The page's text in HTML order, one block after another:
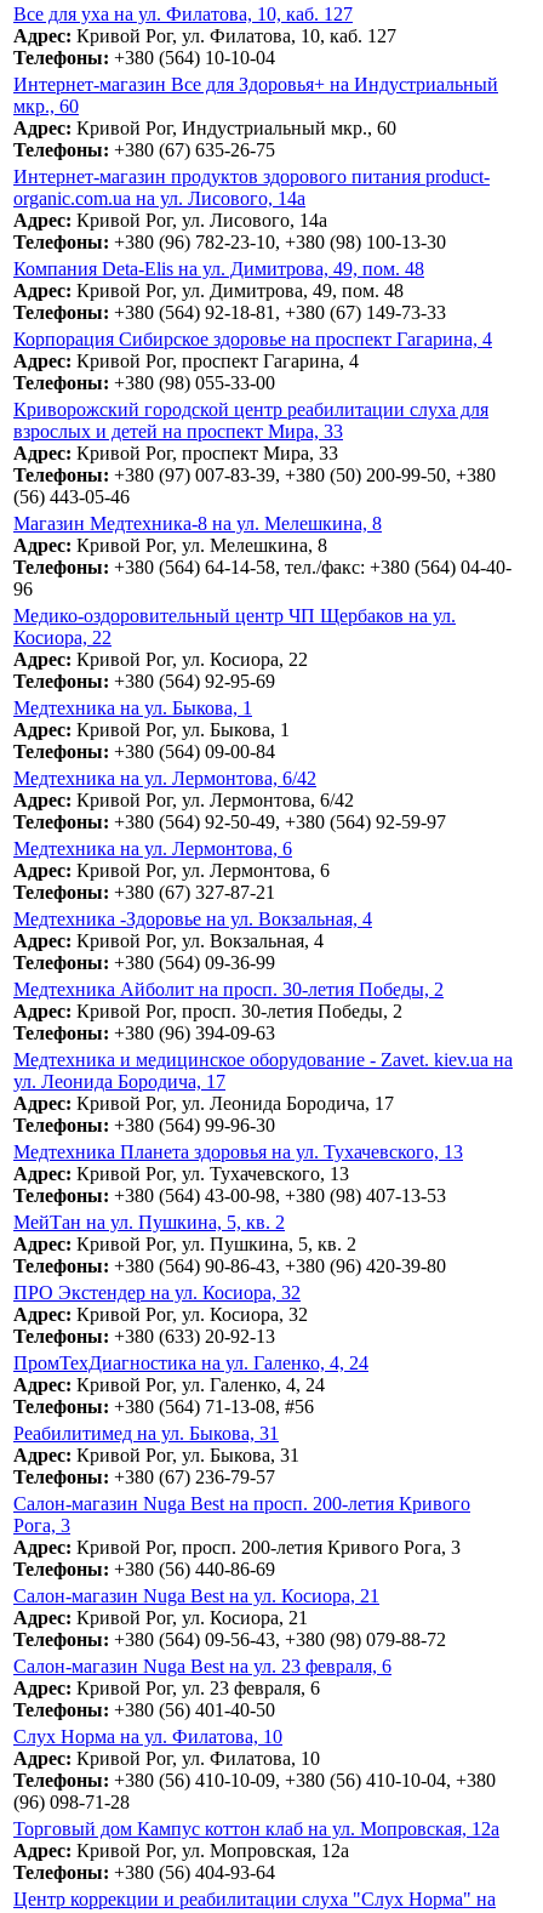
Все для уха на ул. Филатова, 10, каб. 127
Адрес: Кривой Рог, ул. Филатова, 10, каб. 127
Телефоны: +380 (564) 10-10-04
Интернет-магазин Все для Здоровья+ на Индустриальный
мкр., 60
Адрес: Кривой Рог, Индустриальный мкр., 60
Телефоны: +380 (67) 635-26-75
Интернет-магазин продуктов здорового питания product-
organic.com.ua на ул. Лисового, 14а
Адрес: Кривой Рог, ул. Лисового, 14а
Телефоны: +380 (96) 782-23-10, +380 (98) 100-13-30
Компания Deta-Elis на ул. Димитрова, 49, пом. 48
Адрес: Кривой Рог, ул. Димитрова, 49, пом. 48
Телефоны: +380 (564) 92-18-81, +380 (67) 149-73-33
Корпорация Сибирское здоровье на проспект Гагарина, 4
Адрес: Кривой Рог, проспект Гагарина, 4
Телефоны: +380 (98) 055-33-00
Криворожский городской центр реабилитации слуха для
взрослых и детей на проспект Мира, 33
Адрес: Кривой Рог, проспект Мира, 33
Телефоны: +380 (97) 007-83-39, +380 (50) 200-99-50, +380
(56) 443-05-46
Магазин Медтехника-8 на ул. Мелешкина, 8
Адрес: Кривой Рог, ул. Мелешкина, 8
Телефоны: +380 (564) 64-14-58, тел./факс: +380 (564) 04-40-
96
Медико-оздоровительный центр ЧП Щербаков на ул.
Косиора, 22
Адрес: Кривой Рог, ул. Косиора, 22
Телефоны: +380 (564) 92-95-69
Медтехника на ул. Быкова, 1
Адрес: Кривой Рог, ул. Быкова, 1
Телефоны: +380 (564) 09-00-84
Медтехника на ул. Лермонтова, 6/42
Адрес: Кривой Рог, ул. Лермонтова, 6/42
Телефоны: +380 (564) 92-50-49, +380 (564) 92-59-97
Медтехника на ул. Лермонтова, 6
Адрес: Кривой Рог, ул. Лермонтова, 6
Телефоны: +380 (67) 327-87-21
Медтехника -Здоровье на ул. Вокзальная, 4
Адрес: Кривой Рог, ул. Вокзальная, 4
Телефоны: +380 (564) 09-36-99
Медтехника Айболит на просп. 30-летия Победы, 2
Адрес: Кривой Рог, просп. 30-летия Победы, 2
Телефоны: +380 (96) 394-09-63
Медтехника и медицинское оборудование - Zavet. kiev.ua на
ул. Леонида Бородича, 17
Адрес: Кривой Рог, ул. Леонида Бородича, 17
Телефоны: +380 (564) 99-96-30
Медтехника Планета здоровья на ул. Тухачевского, 13
Адрес: Кривой Рог, ул. Тухачевского, 13
Телефоны: +380 (564) 43-00-98, +380 (98) 407-13-53
МейТан на ул. Пушкина, 5, кв. 2
Адрес: Кривой Рог, ул. Пушкина, 5, кв. 2
Телефоны: +380 (564) 90-86-43, +380 (96) 420-39-80
ПРО Экстендер на ул. Косиора, 32
Адрес: Кривой Рог, ул. Косиора, 32
Телефоны: +380 (633) 20-92-13
ПромТехДиагностика на ул. Галенко, 4, 24
Адрес: Кривой Рог, ул. Галенко, 4, 24
Телефоны: +380 (564) 71-13-08, #56
Реабилитимед на ул. Быкова, 31
Адрес: Кривой Рог, ул. Быкова, 31
Телефоны: +380 (67) 236-79-57
Салон-магазин Nuga Best на просп. 200-летия Кривого
Рога, 3
Адрес: Кривой Рог, просп. 200-летия Кривого Рога, 3
Телефоны: +380 (56) 440-86-69
Салон-магазин Nuga Best на ул. Косиора, 21
Адрес: Кривой Рог, ул. Косиора, 21
Телефоны: +380 (564) 09-56-43, +380 (98) 079-88-72
Салон-магазин Nuga Best на ул. 23 февраля, 6
Адрес: Кривой Рог, ул. 23 февраля, 6
Телефоны: +380 (56) 401-40-50
Слух Норма на ул. Филатова, 10
Адрес: Кривой Рог, ул. Филатова, 10
Телефоны: +380 (56) 410-10-09, +380 (56) 410-10-04, +380
(96) 098-71-28
Торговый дом Кампус коттон клаб на ул. Мопровская, 12а
Адрес: Кривой Рог, ул. Мопровская, 12а
Телефоны: +380 (56) 404-93-64
Центр коррекции и реабилитации слуха "Слух Норма" на